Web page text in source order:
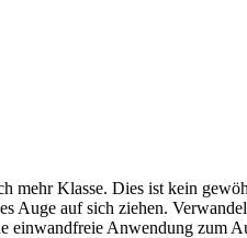
mehr Klasse. Dies ist kein
Auge auf sich ziehen.
Anwendung zum